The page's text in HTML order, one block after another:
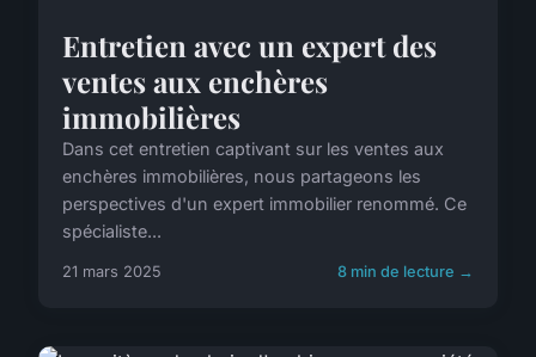
Entretien avec un expert des
ventes aux enchères
immobilières
Dans cet entretien captivant sur les ventes aux
enchères immobilières, nous partageons les
perspectives d'un expert immobilier renommé. Ce
spécialiste...
21 mars 2025 8 min de lecture →